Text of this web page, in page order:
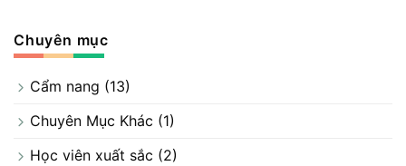
Chuyên mục
Cẩm nang (13)
Chuyên Mục Khác (1)
Học viên xuất sắc (2)